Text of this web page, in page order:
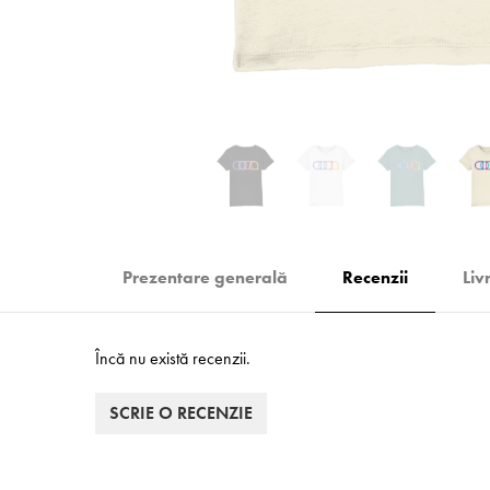
Prezentare generală Recenzii
Încă nu există recenzii.
SCRIE O RECENZIE